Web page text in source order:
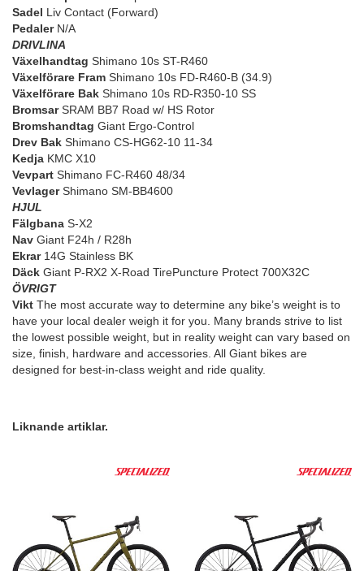
Sadel Liv Contact (Forward)
PedalerN/A
DRIVLINA
Växelhandtag Shimano 10s ST-R460
Växelförare Fram Shimano 10s FD-R460-B (34.9)
Växelförare Bak Shimano 10s RD-R350-10 SS
BromsarSRAM BB7 Road w/ HS Rotor
Bromshandtag Giant Ergo-Control
Drev Bak Shimano CS-HG62-10 11-34
Kedja KMC X10
Vevpart Shimano FC-R460 48/34
VevlagerShimano SM-BB4600
HJUL
Fälgbana S-X2
Nav Giant F24h / R28h
Ekrar14G Stainless BK
Däck Giant P-RX2 X-Road TirePuncture Protect 700X32C
ÖVRIGT
Vikt The most accurate way to determine any bike’s weight is to
have your local dealer weigh it for you. Many brands strive to list
the lowest possible weight, but in reality weight can vary based on
size, finish, hardware and accessories. All Giant bikes are
designed for best-in-class weight and ride quality.
Liknande artiklar.